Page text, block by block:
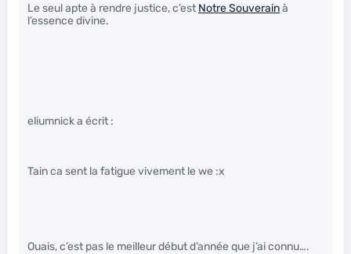
Le seul apte à rendre justice, c’est Notre Souverainà
l’essence divine.
eliumnick a écrit :
Tain ca sent la fatigue vivement le we :x
Ouais, c’est pas le meilleur début d’année que j’ai connu….